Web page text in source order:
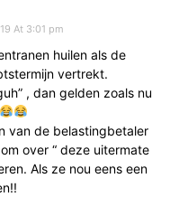
At 3:01 pm
huilen als de
vertrekt.
, dan gelden zoals nu
van de belastingbetaler
over “ deze uitermate
Als ze nou eens een